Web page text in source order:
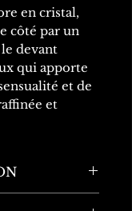
en cristal,
côté par un
devant
qui apporte
et de
et